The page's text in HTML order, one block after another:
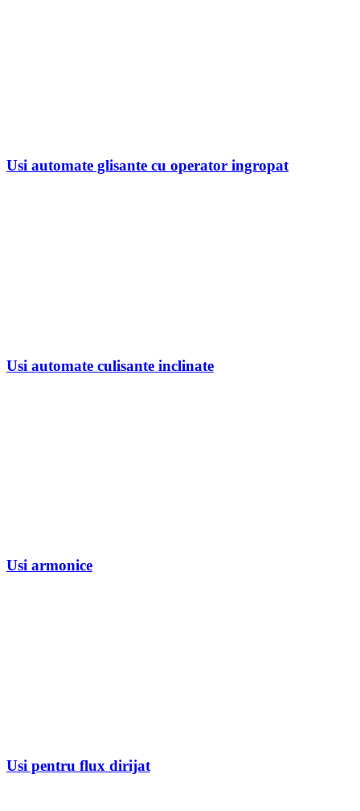
Usi automate glisante cu operator ingropat
Usi automate culisante inclinate
Usi armonice
Usi pentru flux dirijat